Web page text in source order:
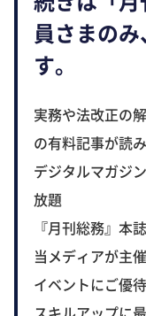
員さまの
す。
実務や法改正の
の有料記事が読
デジタルマガジ
放題
『月刊総務』本
当メディアが主
イベントにご優待